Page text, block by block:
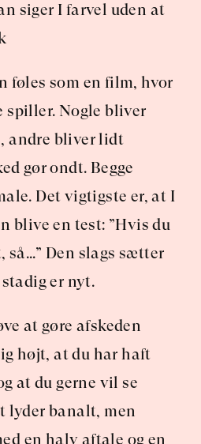
siger I farvel uden at
føles som en film, hvor
spiller. Nogle bliver
andre bliver lidt
gør ondt. Begge
Det vigtigste er, at I
blive en test: ”Hvis du
så…” Den slags sætter
er nyt.
at gøre afskeden
højt, at du har haft
at du gerne vil se
lyder banalt, men
en halv aftale og en